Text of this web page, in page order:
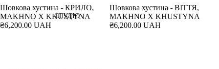
СТУДІО
Шовкова хустина - КРИЛО,
MAKHNO X KHUSTYNA
₴6,200.00 UAH
Шовкова хустина - ВІТТЯ,
MAKHNO X KHUSTYNA
₴6,200.00 UAH